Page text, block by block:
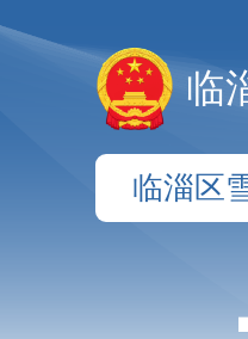
临
临淄区